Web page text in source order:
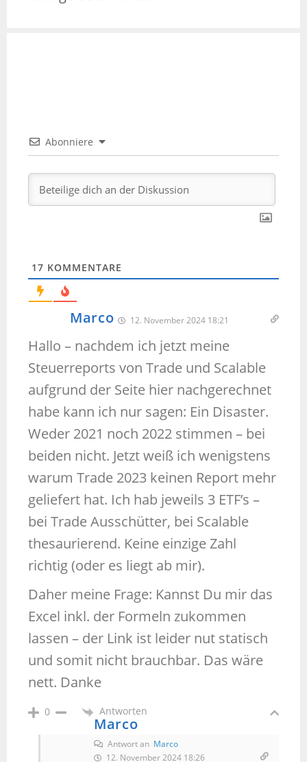
Abonniere
17 KOMMENTARE
Marco 12. November 2024 18:21
Hallo – nachdem ich jetzt meine
Steuerreports von Trade und Scalable
aufgrund der Seite hier nachgerechnet
habe kann ich nur sagen: Ein Disaster.
Weder 2021 noch 2022 stimmen – bei
beiden nicht. Jetzt weiß ich wenigstens
warum Trade 2023 keinen Report mehr
geliefert hat. Ich hab jeweils 3 ETF’s –
bei Trade Ausschütter, bei Scalable
thesaurierend. Keine einzige Zahl
richtig (oder es liegt ab mir).
Daher meine Frage: Kannst Du mir das
Excel inkl. der Formeln zukommen
lassen – der Link ist leider nut statisch
und somit nicht brauchbar. Das wäre
nett. Danke
0 Antworten
Marco
Antwort an Marco
12. November 2024 18:26